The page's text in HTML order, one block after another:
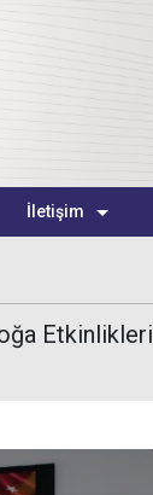
İletişim
Etkinlikleri